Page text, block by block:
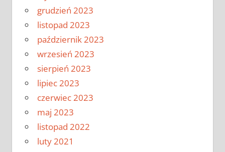
grudzień 2023
listopad 2023
październik 2023
wrzesień 2023
sierpień 2023
lipiec 2023
czerwiec 2023
maj 2023
listopad 2022
luty 2021